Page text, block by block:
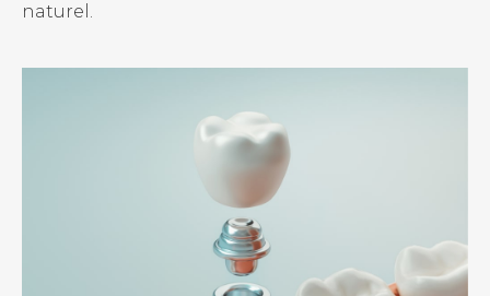
naturel.